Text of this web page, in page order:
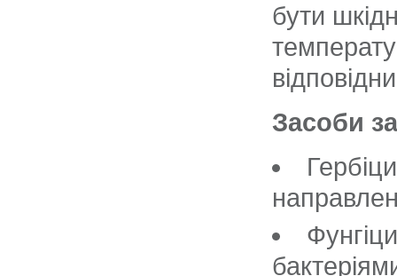
бути
Засоби